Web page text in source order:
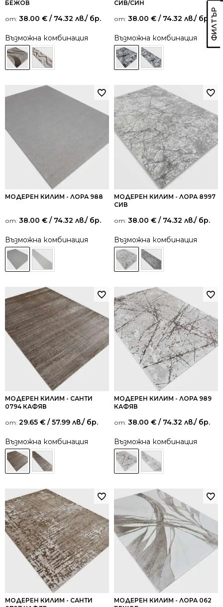
БЕЖОВ
от: 38.00 € / 74.32 лв./ бр.
Възможна комбинация
СИВ/СИН
от: 38.00 € / 74.32 лв./ бр.
Възможна комбинация
МОДЕРЕН КИЛИМ - ЛОРА 988
от: 38.00 € / 74.32 лв./ бр.
Възможна комбинация
МОДЕРЕН КИЛИМ - ЛОРА 8997
СИВ
от: 38.00 € / 74.32 лв./ бр.
Възможна комбинация
МОДЕРЕН КИЛИМ - САНТИ
0794 КАФЯВ
от: 29.65 € / 57.99 лв./ бр.
Възможна комбинация
МОДЕРЕН КИЛИМ - ЛОРА 989
КАФЯВ
от: 38.00 € / 74.32 лв./ бр.
Възможна комбинация
МОДЕРЕН КИЛИМ - САНТИ
МОДЕРЕН КИЛИМ - ЛОРА 062